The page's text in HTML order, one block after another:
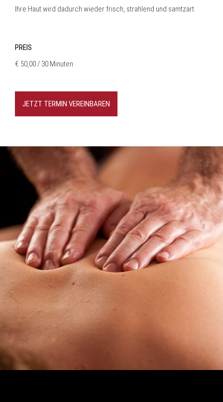
Ihre Haut wird dadurch wieder frisch, strahlend und samtzart.
PREIS
€ 50,00 / 30 Minuten
JETZT TERMIN VEREINBAREN